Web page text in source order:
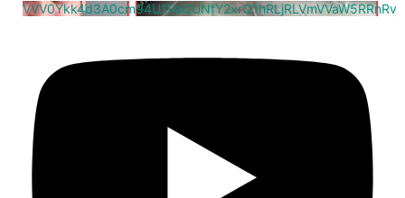
VVV0Ykk4d3A0cm94U1VaQUNfY2xrQ1hRLjRLVmVVaW5RRnRv